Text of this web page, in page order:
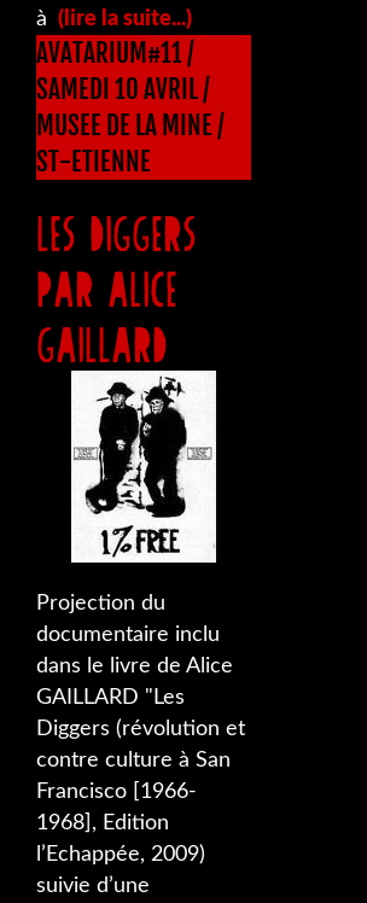
à (lire la suite...)
AVATARIUM#11 /
SAMEDI 10 AVRIL /
MUSEE DE LA MINE /
ST-ETIENNE
LES DIGGERS
PAR ALICE
GAILLARD
Projection du
documentaire inclu
dans le livre de Alice
GAILLARD "Les
Diggers (révolution et
contre culture à San
Francisco [1966-
1968], Edition
l’Echappée, 2009)
suivie d’une